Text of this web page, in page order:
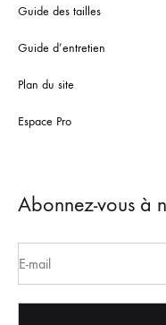
Guide des tailles
Guide d’entretien
Plan du site
Espace Pro
Abonnez-vous à